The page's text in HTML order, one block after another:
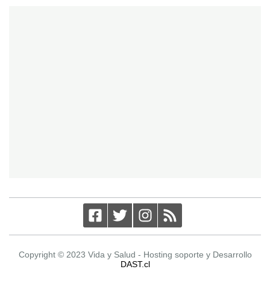
Copyright © 2023 Vida y Salud - Hosting soporte y Desarrollo
DAST.cl